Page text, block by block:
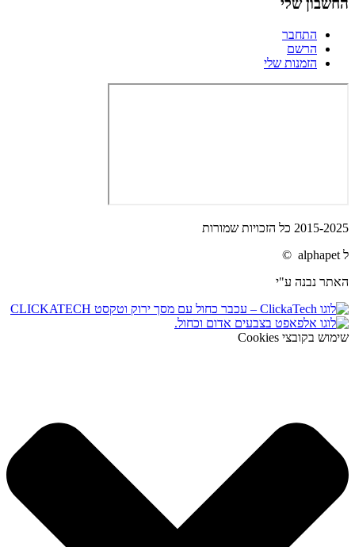
החשבון שלי
התחבר
הרשם
הזמנות שלי
2015-2025 כל הזכויות שמורות
ל alphapet ©
האתר נבנה ע"י
שימוש בקובצי Cookies